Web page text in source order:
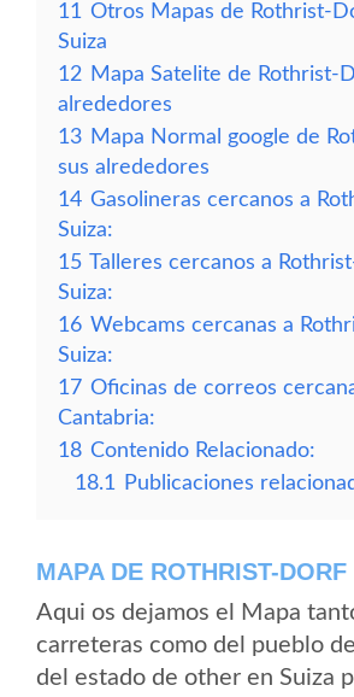
11 Otros Mapas de Rothrist-
Suiza
12 Mapa Satelite de Rothrist-
alrededores
13 Mapa Normal google de
sus alrededores
14 Gasolineras cercanos a
Suiza:
15 Talleres cercanos a
Suiza:
16 Webcams cercanas a
Suiza:
17 Oficinas de correos
Cantabria:
18 Contenido Relacionado:
18.1
Publicaciones
MAPA DE ROTHRIST-DORF
Aqui os dejamos el Mapa
carreteras como del pueblo
del estado de other en Suiza